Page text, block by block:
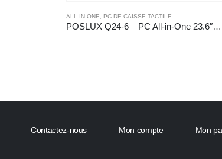
ALL IN ONE PC DE CAISSE TACTILE
POSLUX Q24-6 – PC All-in-One 23.6″, Intel Core i5-6400, 8 Go RAM, SSD 256 Go, Écran Courbe
Contactez-nous Mon compte Mon